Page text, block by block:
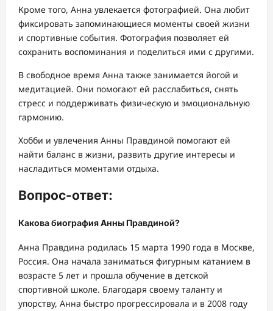
Кроме того, Анна увлекается фотографией. Она любит
фиксировать запоминающиеся моменты своей жизни
и спортивные события. Фотография позволяет ей
сохранить воспоминания и поделиться ими с другими.
В свободное время Анна также занимается йогой и
медитацией. Они помогают ей расслабиться, снять
стресс и поддерживать физическую и эмоциональную
гармонию.
Хобби и увлечения Анны Правдиной помогают ей
найти баланс в жизни, развить другие интересы и
насладиться моментами отдыха.
Вопрос-ответ:
Какова биография Анны Правдиной?
Анна Правдина родилась 15 марта 1990 года в Москве,
Россия. Она начала заниматься фигурным катанием в
возрасте 5 лет и прошла обучение в детской
спортивной школе. Благодаря своему таланту и
упорству, Анна быстро прогрессировала и в 2008 году